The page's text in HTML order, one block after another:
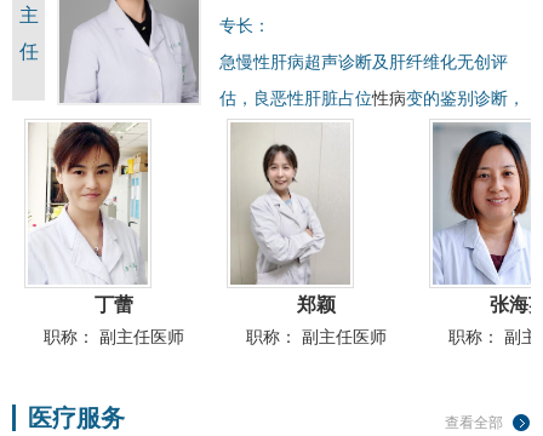
主
任
专长：
急慢性肝病超声诊断及肝纤维化无创评
估，良恶性肝脏占位性病变的鉴别诊断，
肝移植术后血流动力学评估及并发症的
丁蕾
职称： 副主任医师
郑颖
职称： 副主任医师
张海
职称： 副主
查看全部
医疗服务